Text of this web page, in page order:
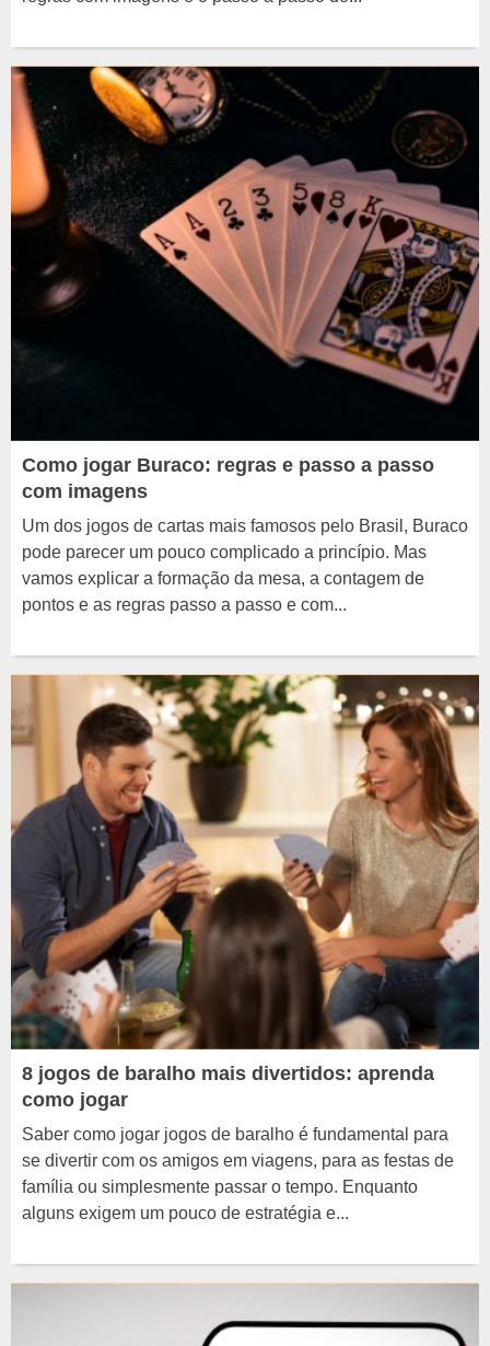
Como jogar Buraco: regras e passo a passo
com imagens
Um dos jogos de cartas mais famosos pelo Brasil, Buraco
pode parecer um pouco complicado a princípio. Mas
vamos explicar a formação da mesa, a contagem de
pontos e as regras passo a passo e com...
8 jogos de baralho mais divertidos: aprenda
como jogar
Saber como jogar jogos de baralho é fundamental para
se divertir com os amigos em viagens, para as festas de
família ou simplesmente passar o tempo. Enquanto
alguns exigem um pouco de estratégia e...